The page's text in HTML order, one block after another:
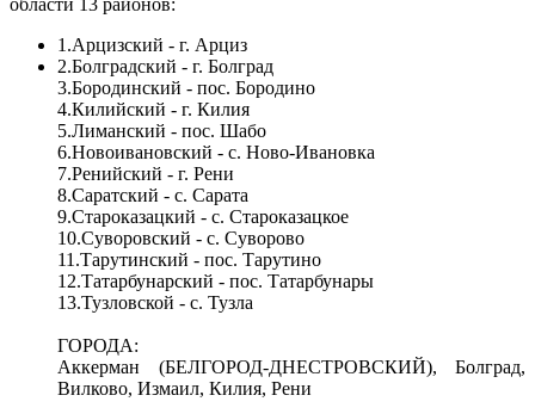
области 13 районов:
1.Арцизский - г. Арциз
2.Болградский - г. Болград
3.Бородинский - пос. Бородино
4.Килийский - г. Килия
5.Лиманский - пос. Шабо
6.Новоивановский - с. Ново-Ивановка
7.Ренийский - г. Рени
8.Саратский - с. Сарата
9.Староказацкий - с. Староказацкое
10.Суворовский - с. Суворово
11.Тарутинский - пос. Тарутино
12.Татарбунарский - пос. Татарбунары
13.Тузловской - с. Тузла
ГОРОДА:
Аккерман (БЕЛГОРОД-ДНЕСТРОВСКИЙ), Болград,
Вилково, Измаил, Килия, Рени